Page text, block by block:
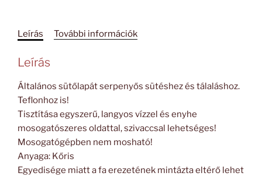
Leírás További információk
Leírás
Általános sütőlapát serpenyős sütéshez és tálaláshoz.
Teflonhoz is!
Tisztítása egyszerű, langyos vízzel és enyhe
mosogatószeres oldattal, szivaccsal lehetséges!
Mosogatógépben nem mosható!
Anyaga: Kőris
Egyedisége miatt a fa erezetének mintázta eltérő lehet